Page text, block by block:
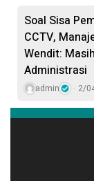
Soal Sisa
CCTV,
Wendit:
Administrasi
admin 2/